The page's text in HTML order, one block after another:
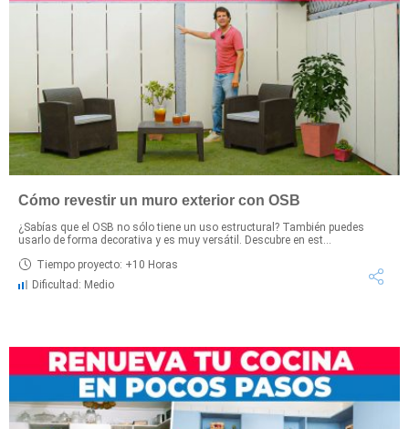
Cómo revestir un muro exterior con OSB
¿Sabías que el OSB no sólo tiene un uso estructural? También puedes
usarlo de forma decorativa y es muy versátil. Descubre en est...
Tiempo proyecto: +10 Horas
Dificultad: Medio